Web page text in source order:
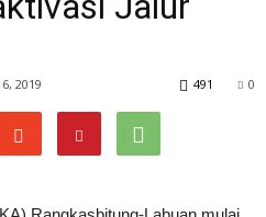
2019 0
491